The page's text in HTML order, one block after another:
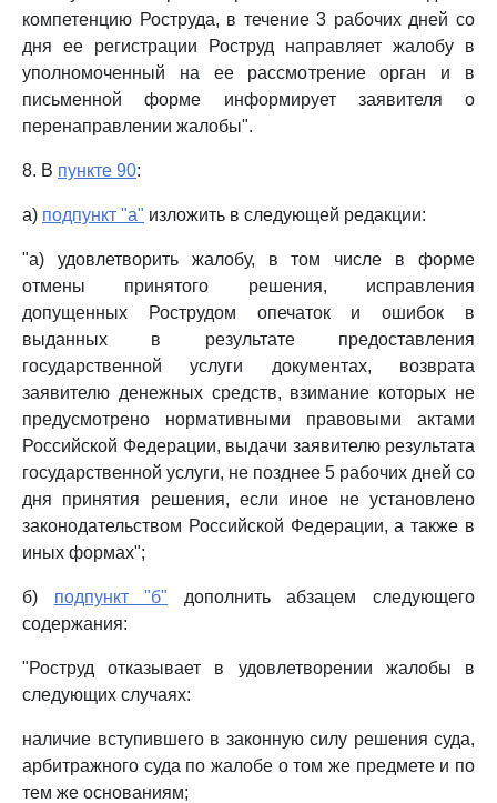
компетенцию Роструда, в течение 3 рабочих дней со
дня ее регистрации Роструд направляет жалобу в
уполномоченный на ее рассмотрение орган и в
письменной форме информирует заявителя о
перенаправлении жалобы".
8. В пункте 90:
а) подпункт "а" изложить в следующей редакции:
"а) удовлетворить жалобу, в том числе в форме
отмены принятого решения, исправления
допущенных Рострудом опечаток и ошибок в
выданных в результате предоставления
государственной услуги документах, возврата
заявителю денежных средств, взимание которых не
предусмотрено нормативными правовыми актами
Российской Федерации, выдачи заявителю результата
государственной услуги, не позднее 5 рабочих дней со
дня принятия решения, если иное не установлено
законодательством Российской Федерации, а также в
иных формах";
б) подпункт "б" дополнить абзацем следующего
содержания:
"Роструд отказывает в удовлетворении жалобы в
следующих случаях:
наличие вступившего в законную силу решения суда,
арбитражного суда по жалобе о том же предмете и по
тем же основаниям;